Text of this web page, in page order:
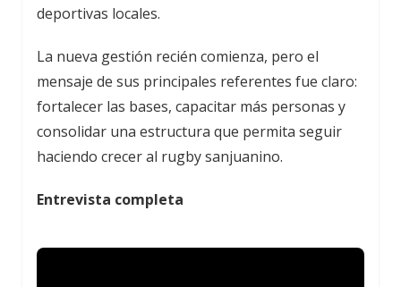
deportivas locales.
La nueva gestión recién comienza, pero el
mensaje de sus principales referentes fue claro:
fortalecer las bases, capacitar más personas y
consolidar una estructura que permita seguir
haciendo crecer al rugby sanjuanino.
Entrevista completa